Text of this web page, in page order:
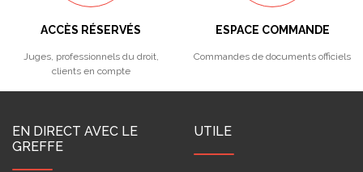
ACCÈS RÉSERVÉS
Juges, professionnels du droit,
clients en compte
ESPACE COMMANDE
Commandes de documents officiels
EN DIRECT AVEC LE
GREFFE
UTILE